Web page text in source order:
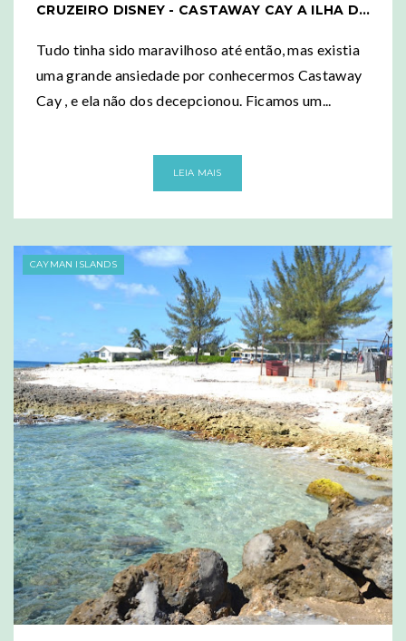
CRUZEIRO DISNEY - CASTAWAY CAY A ILHA DA DISNEY
Tudo tinha sido maravilhoso até então, mas existia
uma grande ansiedade por conhecermos Castaway
Cay , e ela não dos decepcionou. Ficamos um...
LEIA MAIS
CAYMAN ISLANDS